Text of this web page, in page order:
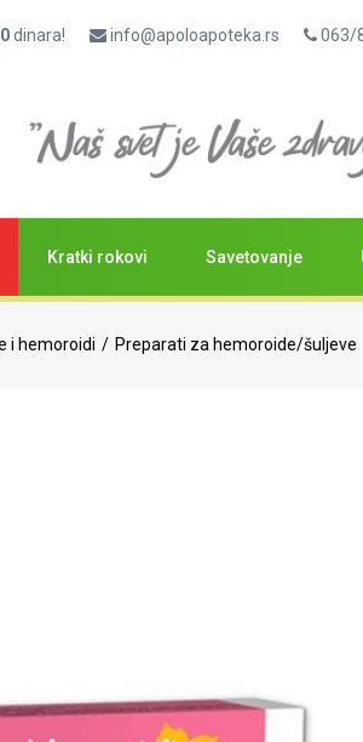
dinara! info@apoloapoteka.rs 063/
Kratki rokovi Savetovanje
i hemoroidi Preparati za hemoroide/šuljeve